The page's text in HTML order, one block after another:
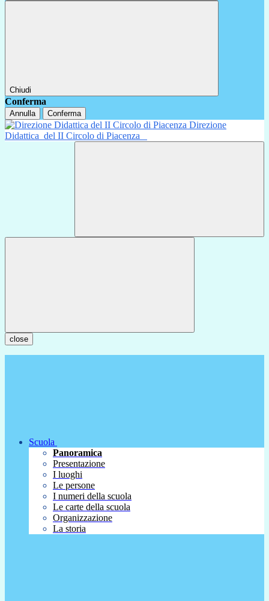
Chiudi
Conferma
Annulla Conferma
Direzione
Didattica del II Circolo di Piacenza
close
Scuola
Panoramica
Presentazione
I luoghi
Le persone
I numeri della scuola
Le carte della scuola
Organizzazione
La storia